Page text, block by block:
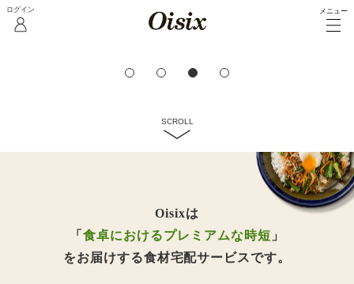
メニュー
SCROLL
Oisixは
「食卓におけるプレミアムな時短 」
をお届けする食材宅配サービスです。